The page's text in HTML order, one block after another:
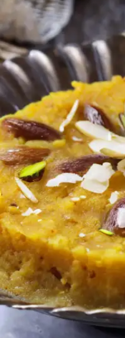
​आटे
घर पर गेंहू के आटे से बना
आप बस आटा, चीनी,